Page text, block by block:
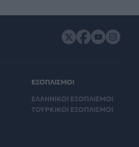
ΕΞΟΠΛΙΣΜΟΙ
ΕΛΛΗΝΙΚΟΙ ΕΞΟΠΛΙΣΜΟΙ
ΤΟΥΡΚΙΚΟΙ ΕΞΟΠΛΙΣΜΟΙ